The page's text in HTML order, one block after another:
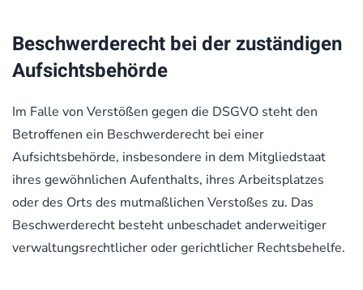
Beschwerde­recht bei der zuständigen
Aufsichts­behörde
Im Falle von Verstößen gegen die DSGVO steht den
Betroffenen ein Beschwerderecht bei einer
Aufsichtsbehörde, insbesondere in dem Mitgliedstaat
ihres gewöhnlichen Aufenthalts, ihres Arbeitsplatzes
oder des Orts des mutmaßlichen Verstoßes zu. Das
Beschwerderecht besteht unbeschadet anderweitiger
verwaltungsrechtlicher oder gerichtlicher Rechtsbehelfe.